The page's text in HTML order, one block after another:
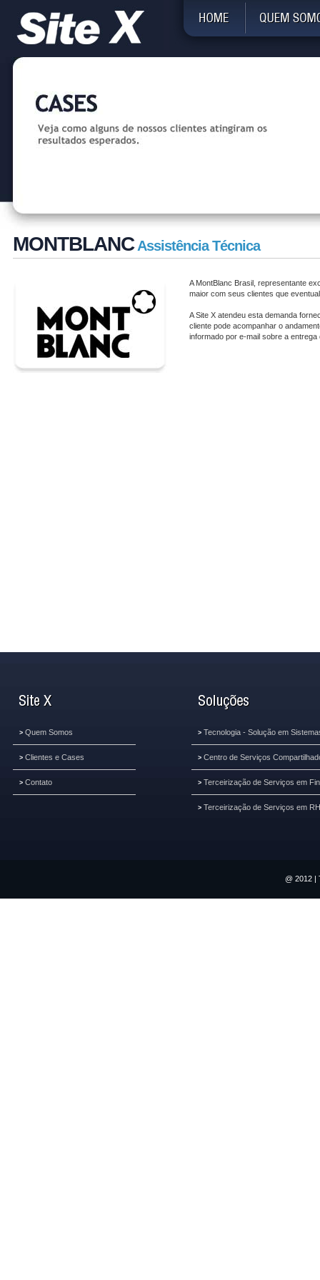
MONTBLANCAssistência Técnica
A MontBlanc Brasil, representante
maior com seus clientes que
A Site X atendeu esta demanda
cliente pode acompanhar o
informado por e-mail sobre a
> Quem Somos
> Clientes e Cases
> Contato
> Tecnologia - Solução em
> Centro de Serviços
> Terceirização de Serviços em
> Terceirização de Serviços em RH
@ 2012 |